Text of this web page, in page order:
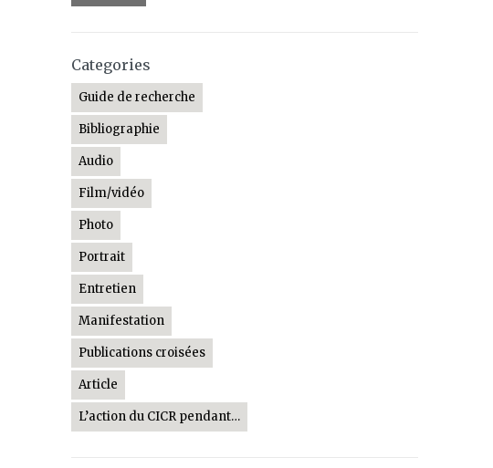
Categories
Guide de recherche
Bibliographie
Audio
Film/vidéo
Photo
Portrait
Entretien
Manifestation
Publications croisées
Article
L’action du CICR pendant…